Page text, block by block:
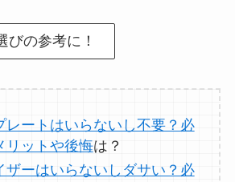
に後悔を聞いてみた
布団クリーナーはい
った？代用は布団乾
燥機や掃除機など
びの参考に！
レートはいらないし不要？必
リットや後悔は？
ザーはいらないしダサい？必